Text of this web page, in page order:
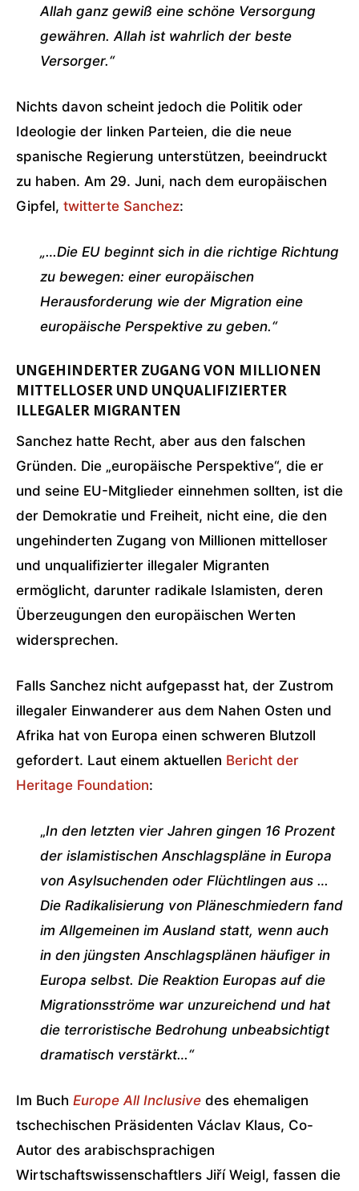
Allah ganz gewiß eine schöne Versorgung
gewähren. Allah ist wahrlich der beste
Versorger.“
Nichts davon scheint jedoch die Politik oder
Ideologie der linken Parteien, die die neue
spanische Regierung unterstützen, beeindruckt
zu haben. Am 29. Juni, nach dem europäischen
Gipfel, twitterte Sanchez:
„…Die EU beginnt sich in die richtige Richtung
zu bewegen: einer europäischen
Herausforderung wie der Migration eine
europäische Perspektive zu geben.“
UNGEHINDERTER ZUGANG VON MILLIONEN
MITTELLOSER UND UNQUALIFIZIERTER
ILLEGALER MIGRANTEN
Sanchez hatte Recht, aber aus den falschen
Gründen. Die „europäische Perspektive“, die er
und seine EU-Mitglieder einnehmen sollten, ist die
der Demokratie und Freiheit, nicht eine, die den
ungehinderten Zugang von Millionen mittelloser
und unqualifizierter illegaler Migranten
ermöglicht, darunter radikale Islamisten, deren
Überzeugungen den europäischen Werten
widersprechen.
Falls Sanchez nicht aufgepasst hat, der Zustrom
illegaler Einwanderer aus dem Nahen Osten und
Afrika hat von Europa einen schweren Blutzoll
gefordert. Laut einem aktuellen Bericht der
Heritage Foundation:
„In den letzten vier Jahren gingen 16 Prozent
der islamistischen Anschlagspläne in Europa
von Asylsuchenden oder Flüchtlingen aus …
Die Radikalisierung von Pläneschmiedern fand
im Allgemeinen im Ausland statt, wenn auch
in den jüngsten Anschlagsplänen häufiger in
Europa selbst. Die Reaktion Europas auf die
Migrationsströme war unzureichend und hat
die terroristische Bedrohung unbeabsichtigt
dramatisch verstärkt…“
Im Buch Europe All Inclusive des ehemaligen
tschechischen Präsidenten Václav Klaus, Co-
Autor des arabischsprachigen
Wirtschaftswissenschaftlers Jiří Weigl, fassen die